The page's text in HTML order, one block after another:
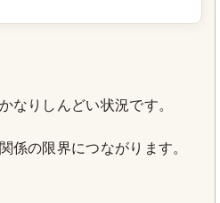
なりしんどい状況です。
係の限界につながります。